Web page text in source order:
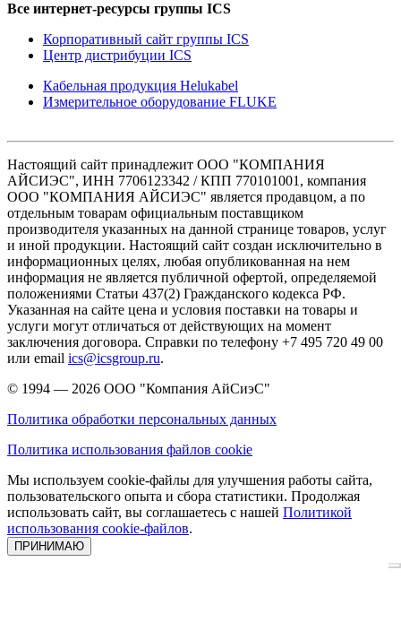
Все интернет-ресурсы группы ICS
Корпоративный сайт группы ICS
Центр дистрибуции ICS
Кабельная продукция Helukabel
Измерительное оборудование FLUKE
Настоящий сайт принадлежит ООО "КОМПАНИЯ
АЙСИЭС", ИНН 7706123342 / КПП 770101001, компания
ООО "КОМПАНИЯ АЙСИЭС" является продавцом, а по
отдельным товарам официальным поставщиком
производителя указанных на данной странице товаров, услуг
и иной продукции. Настоящий сайт создан исключительно в
информационных целях, любая опубликованная на нем
информация не является публичной офертой, определяемой
положениями Статьи 437(2) Гражданского кодекса РФ.
Указанная на сайте цена и условия поставки на товары и
услуги могут отличаться от действующих на момент
заключения договора. Справки по телефону +7 495 720 49 00
или email ics@icsgroup.ru.
© 1994 — 2026 ООО "Компания АйСиэС"
Политика обработки персональных данных
Политика использования файлов cookie
Мы используем cookie-файлы для улучшения работы сайта,
пользовательского опыта и сбора статистики. Продолжая
использовать сайт, вы соглашаетесь с нашей Политикой
использования cookie-файлов.
ПРИНИМАЮ